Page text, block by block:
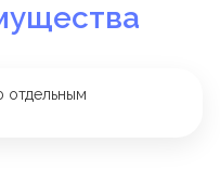
отдельным